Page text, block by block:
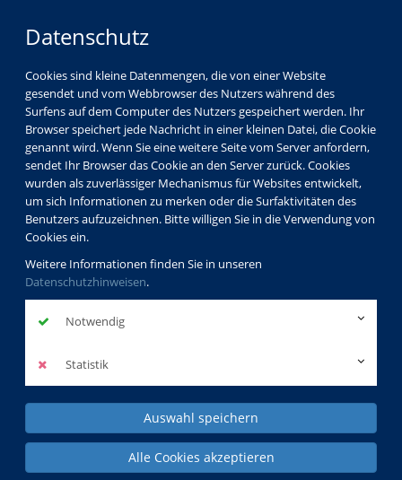
Datenschutz
Cookies sind kleine Datenmengen, die von einer Website
gesendet und vom Webbrowser des Nutzers während des
Surfens auf dem Computer des Nutzers gespeichert werden. Ihr
Browser speichert jede Nachricht in einer kleinen Datei, die Cookie
genannt wird. Wenn Sie eine weitere Seite vom Server anfordern,
sendet Ihr Browser das Cookie an den Server zurück. Cookies
wurden als zuverlässiger Mechanismus für Websites entwickelt,
um sich Informationen zu merken oder die Surfaktivitäten des
Benutzers aufzuzeichnen. Bitte willigen Sie in die Verwendung von
Cookies ein.
Weitere Informationen finden Sie in unseren
Datenschutzhinweisen.
Notwendig
Statistik
Auswahl speichern
Alle Cookies akzeptieren